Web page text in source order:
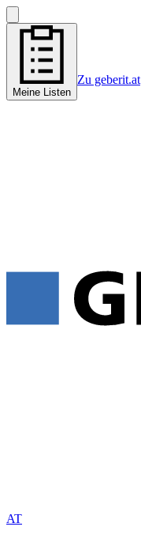
Meine Listen
Zu geberit.at
AT